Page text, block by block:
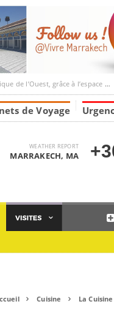
l’espace Marrakesh-Tumbuktu.
de Voyage
WEATHER REPORT
MARRAKECH, MA
 Cuisine  La